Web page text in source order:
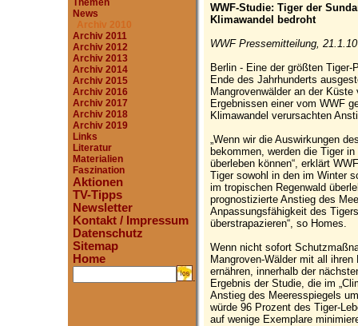
Themen
News
Archiv 2010
Archiv 2011
Archiv 2012
Archiv 2013
Archiv 2014
Archiv 2015
Archiv 2016
Archiv 2017
Archiv 2018
Archiv 2019
Links
Literatur
Materialien
Faszination
Aktionen
TV-Tipps
Newsletter
Kontakt / Impressum
Datenschutz
Sitemap
Home
.
WWF-Studie: Tiger der
Klimawandel bedroht
WWF Pressemitteilung, 21.1.10
Berlin - Eine der größten
Ende des Jahrhunderts
Mangrovenwälder an der
Ergebnissen einer vom WWF
Klimawandel verursachten
„Wenn wir die Auswirkungen
bekommen, werden die Tiger
überleben können“, erklärt
Tiger sowohl in den im Winter
im tropischen Regenwald
prognostizierte Anstieg des
Anpassungsfähigkeit des
überstrapazieren“, so Homes.
Wenn nicht sofort
Mangroven-Wälder mit all
ernähren, innerhalb der
Ergebnis der Studie, die im
Anstieg des Meeresspiegels
würde 96 Prozent des Tiger-
auf wenige Exemplare